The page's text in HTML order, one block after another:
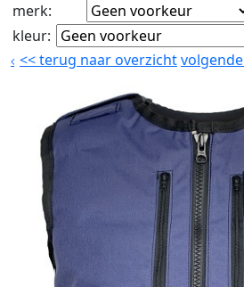
merk:
kleur:
<<terug naar overzichtvolgende